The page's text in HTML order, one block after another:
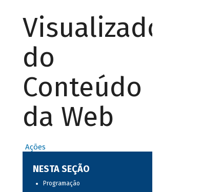
Visualizador
do
Conteúdo
da Web
Ações
NESTA SEÇÃO
Programação